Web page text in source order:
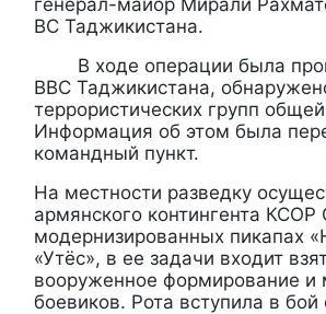
генерал-майор Мирали
ВС Таджикистана.
В ходе операции была
ВВС Таджикистана,
террористических групп
Информация об этом была
командный пункт.
На местности разведку
армянского контингента
модернизированных пикапах
«Утёс», в ее задачи входит
вооруженное формирование и
боевиков. Рота вступила в